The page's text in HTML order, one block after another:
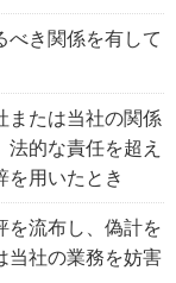
べき関係を有して
または当社の関係
的な責任を超え
を用いたとき
を流布し、偽計を
当社の業務を妨害